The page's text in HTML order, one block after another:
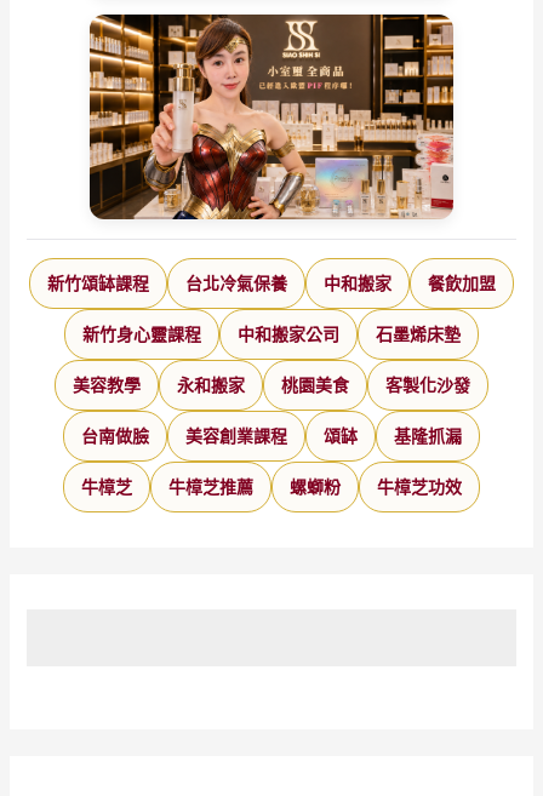
新竹頌缽課程 台北冷氣保養 中和搬家 餐飲加盟
新竹身心靈課程 中和搬家公司 石墨烯床墊
美容教學 永和搬家 桃園美食 客製化沙發
台南做臉 美容創業課程 頌缽 基隆抓漏
牛樟芝 牛樟芝推薦 螺螄粉 牛樟芝功效